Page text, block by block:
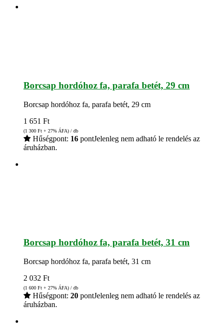
Borcsap hordóhoz fa, parafa betét, 29 cm
Borcsap hordóhoz fa, parafa betét, 29 cm
1 651 Ft
(1 300 Ft + 27% ÁFA) / db
Hűségpont: 16 pontJelenleg nem adható le rendelés az
áruházban.
Borcsap hordóhoz fa, parafa betét, 31 cm
Borcsap hordóhoz fa, parafa betét, 31 cm
2 032 Ft
(1 600 Ft + 27% ÁFA) / db
Hűségpont: 20 pontJelenleg nem adható le rendelés az
áruházban.